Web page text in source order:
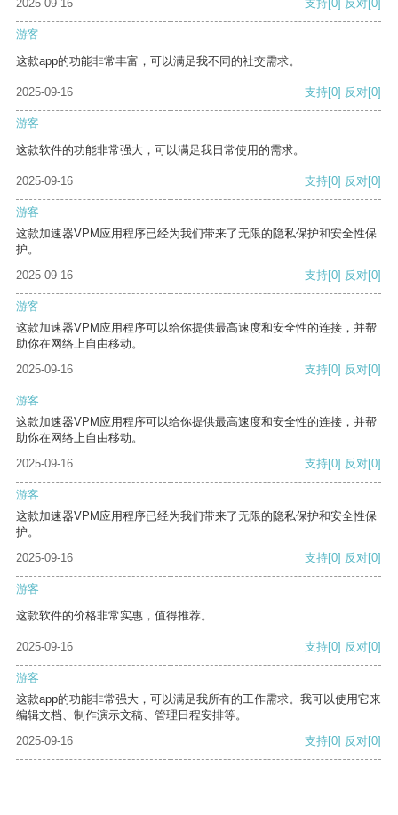
2025-09-16 支持[0] 反对[0]
游客
这款app的功能非常丰富，可以满足我不同的社交需求。
2025-09-16 支持[0] 反对[0]
游客
这款软件的功能非常强大，可以满足我日常使用的需求。
2025-09-16 支持[0] 反对[0]
游客
这款加速器VPM应用程序已经为我们带来了无限的隐私保护和安全性保
护。
2025-09-16
支持[0] 反对[0]
游客
这款加速器VPM应用程序可以给你提供最高速度和安全性的连接，并帮
助你在网络上自由移动。
2025-09-16
支持[0] 反对[0]
游客
这款加速器VPM应用程序可以给你提供最高速度和安全性的连接，并帮
助你在网络上自由移动。
2025-09-16
支持[0] 反对[0]
游客
这款加速器VPM应用程序已经为我们带来了无限的隐私保护和安全性保
护。
2025-09-16
支持[0] 反对[0]
游客
这款软件的价格非常实惠，值得推荐。
2025-09-16 支持[0] 反对[0]
游客
这款app的功能非常强大，可以满足我所有的工作需求。我可以使用它来
编辑文档、制作演示文稿、管理日程安排等。
2025-09-16
支持[0] 反对[0]